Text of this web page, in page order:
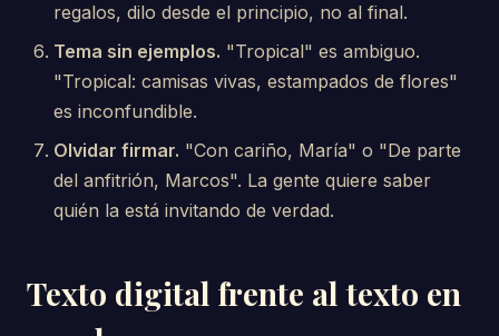
regalos, dilo desde el principio, no al final.
Tema sin ejemplos. "Tropical" es ambiguo.
"Tropical: camisas vivas, estampados de flores"
es inconfundible.
Olvidar firmar. "Con cariño, María" o "De parte
del anfitrión, Marcos". La gente quiere saber
quién la está invitando de verdad.
Texto digital frente al texto en